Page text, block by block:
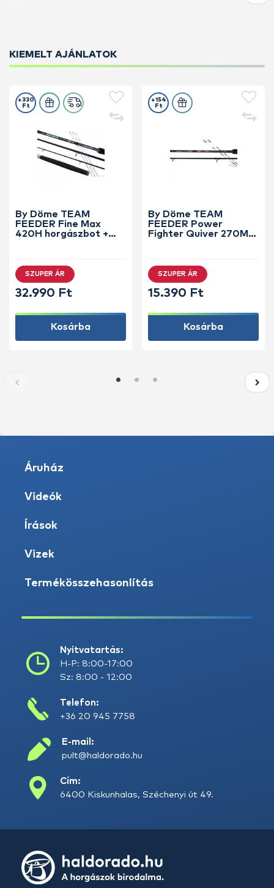
KIEMELT AJÁNLATOK
By Döme TEAM
FEEDER Fine Max
420H horgászbot +
+330
Ft
SZUPER ÁR
32.990 Ft
Kosárba
By Döme TEAM
FEEDER Power
Fighter Quiver 270M
+154
Ft
SZUPER ÁR
15.390 Ft
Kosárba
Áruház
Videók
Írások
Vizek
Termékösszehasonlítás
Nyitvatartás:
H-P: 8:00-17:00
Sz: 8:00 - 12:00
Telefon:
+36 20 945 7758
E-mail:
pult@haldorado.hu
Cím:
6400 Kiskunhalas, Széchenyi út 49.